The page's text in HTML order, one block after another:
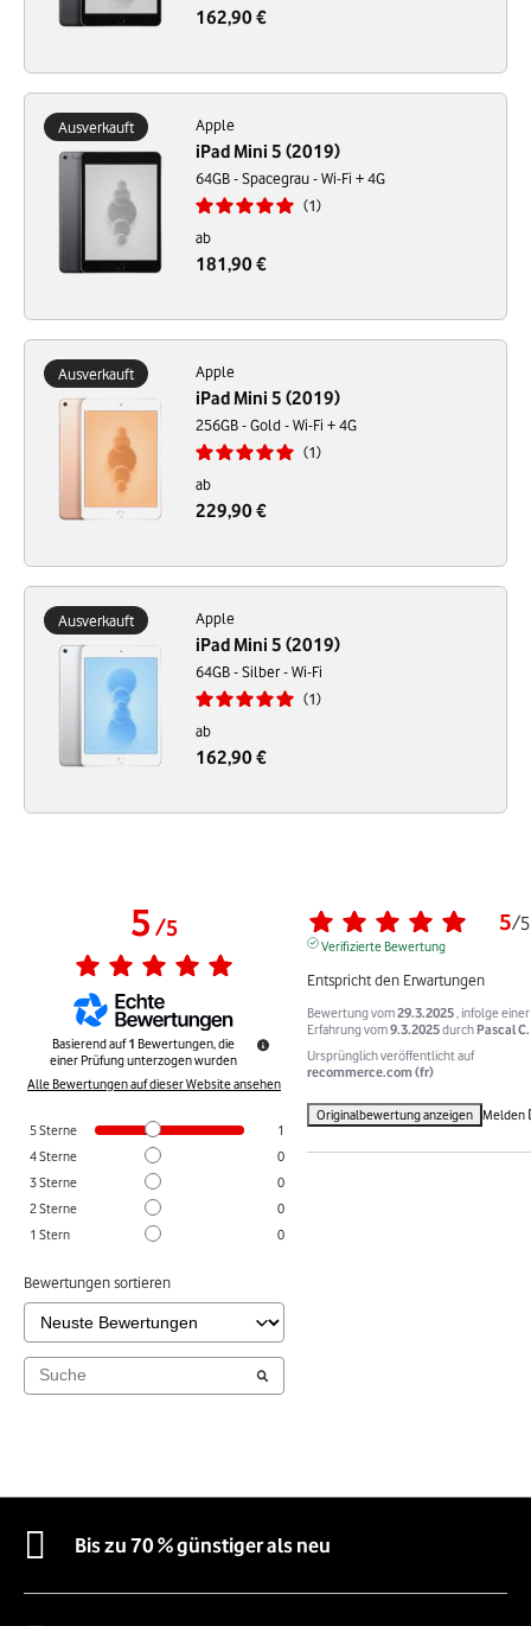
162,90 €
Ausverkauft Apple
iPad Mini 5 (2019)
64GB - Spacegrau - Wi-Fi + 4G
1
ab
181,90 €
Ausverkauft Apple
iPad Mini 5 (2019)
256GB - Gold - Wi-Fi + 4G
1
ab
229,90 €
Ausverkauft Apple
iPad Mini 5 (2019)
64GB - Silber - Wi-Fi
1
ab
162,90 €
5/5
Basierend auf1 Bewertungen, die
einer Prüfung unterzogen wurden
Alle Bewertungen auf dieser Website ansehen
5Sterne
1
4Sterne
0
3Sterne
0
2Sterne
0
1 Stern 0
Bewertungen sortieren
5/5
Verifizierte Bewertung
Entspricht den Erwartungen
Bewertung vom29.3.2025 , infolge einer
Erfahrung vom9.3.2025durch Pascal C.
Ursprünglich veröffentlicht auf
recommerce.com (fr)
Originalbewertung anzeigen Melden
Bis zu 70 % günstiger als neu